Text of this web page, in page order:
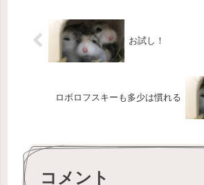
お試し！
ロボロフスキーも多少は慣れる
コメント